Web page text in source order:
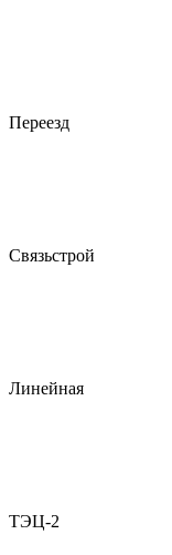
Переезд
Связьстрой
Линейная
ТЭЦ-2